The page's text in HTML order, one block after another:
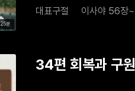
25분
대표구절
이사야 56장
34편 회복과 구